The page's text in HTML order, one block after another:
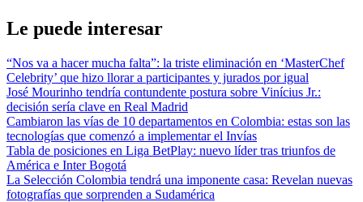
Le puede interesar
“Nos va a hacer mucha falta”: la triste eliminación en ‘MasterChef
Celebrity’ que hizo llorar a participantes y jurados por igual
José Mourinho tendría contundente postura sobre Vinícius Jr.:
decisión sería clave en Real Madrid
Cambiaron las vías de 10 departamentos en Colombia: estas son las
tecnologías que comenzó a implementar el Invías
Tabla de posiciones en Liga BetPlay: nuevo líder tras triunfos de
América e Inter Bogotá
La Selección Colombia tendrá una imponente casa: Revelan nuevas
fotografías que sorprenden a Sudamérica